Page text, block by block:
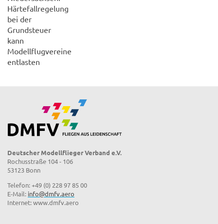
Härtefallregelung
bei der
Grundsteuer
kann
Modellflugvereine
entlasten
Deutscher Modellflieger Verband e.V.
Rochusstraße 104 - 106
53123 Bonn
Telefon: +49 (0) 228 97 85 00
E-Mail: info@dmfv.aero
Internet: www.dmfv.aero